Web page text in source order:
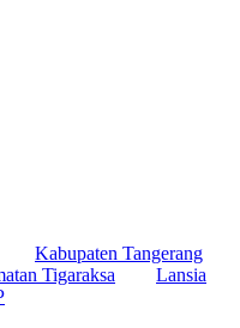
Kabupaten Tangerang
Tigaraksa
Lansia